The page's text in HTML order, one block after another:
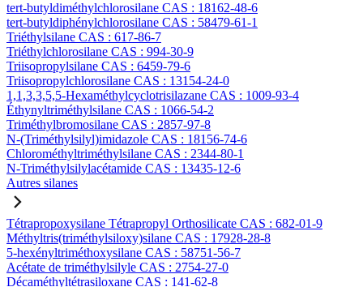
tert-butyldiméthylchlorosilane CAS : 18162-48-6
tert-butyldiphénylchlorosilane CAS : 58479-61-1
Triéthylsilane CAS : 617-86-7
Triéthylchlorosilane CAS : 994-30-9
Triisopropylsilane CAS : 6459-79-6
Triisopropylchlorosilane CAS : 13154-24-0
1,1,3,3,5,5-Hexaméthylcyclotrisilazane CAS : 1009-93-4
Éthynyltriméthylsilane CAS : 1066-54-2
Triméthylbromosilane CAS : 2857-97-8
N-(Triméthylsilyl)imidazole CAS : 18156-74-6
Chlorométhyltriméthylsilane CAS : 2344-80-1
N-Triméthylsilylacétamide CAS : 13435-12-6
Autres silanes
Tétrapropoxysilane Tétrapropyl Orthosilicate CAS : 682-01-9
Méthyltris(triméthylsiloxy)silane CAS : 17928-28-8
5-hexényltriméthoxysilane CAS : 58751-56-7
Acétate de triméthylsilyle CAS : 2754-27-0
Décaméthyltétrasiloxane CAS : 141-62-8